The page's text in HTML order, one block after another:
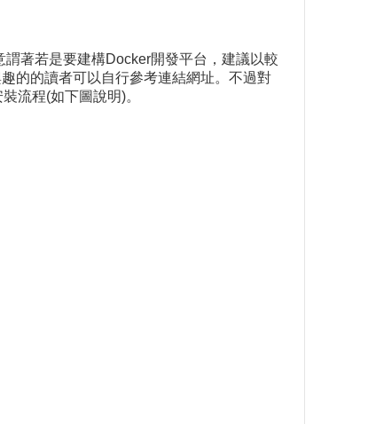
著若是要建構Docker開發平台，建議以較
的的讀者可以自行參考連結網址。不過對
流程(如下圖說明)。